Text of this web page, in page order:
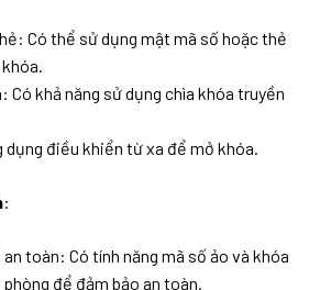
Có thể sử dụng mật mã số hoặc thẻ
Có khả năng sử dụng chìa khóa truyền
dụng điều khiển từ xa để mở khóa.
:
toàn: Có tính năng mã số ảo và khóa
để đảm bảo an toàn.